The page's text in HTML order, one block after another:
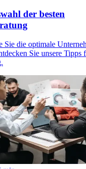
der besten
Sie die optimale
Sie unsere Tipps